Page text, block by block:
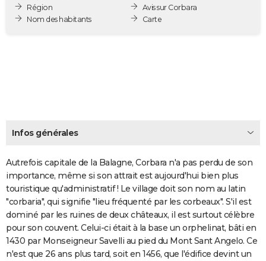
Destinations
City break
Voyage nature
Voyage de noces
Forum
ClimatPHOTO
Dictionnaire
Biographies
Citations
Expressions
Proverbes
PROGRAMME TV
COPAINS D'AVANT
S'inscrire
Se connecter
Lycées
Collèges
Primaires
Universités
Entreprises
Service militaire
Avis de recherche
AVIS DE DÉCÈS
FORUM
Bricolage
Lifestyle
Culture
Sport
Auto
Television
Voyage
Cinema
Région
Nom des habitants
Avis sur Corbara
Carte
Infos générales
Autrefois capitale de la Balagne, Corbara n'a pas perdu de son
importance, même si son attrait est aujourd'hui bien plus
touristique qu'administratif ! Le village doit son nom au latin
"corbaria", qui signifie "lieu fréquenté par les corbeaux". S'il est
dominé par les ruines de deux châteaux, il est surtout célèbre
pour son couvent. Celui-ci était à la base un orphelinat, bâti en
1430 par Monseigneur Savelli au pied du Mont Sant Angelo. Ce
n'est que 26 ans plus tard, soit en 1456, que l'édifice devint un